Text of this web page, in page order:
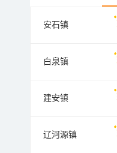
安石镇
白泉镇
建安镇
辽河源镇